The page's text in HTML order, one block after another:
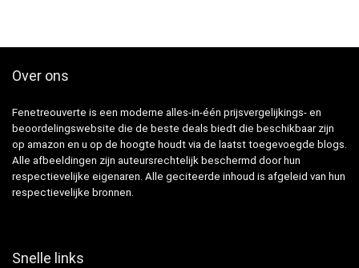
Over ons
Fenetreouverte is een moderne alles-in-één prijsvergelijkings- en
beoordelingswebsite die de beste deals biedt die beschikbaar zijn
op amazon en u op de hoogte houdt via de laatst toegevoegde blogs.
Alle afbeeldingen zijn auteursrechtelijk beschermd door hun
respectievelijke eigenaren. Alle geciteerde inhoud is afgeleid van hun
respectievelijke bronnen.
Snelle links